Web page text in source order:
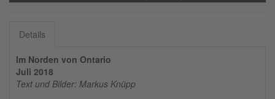
Details
Im Norden von Ontario
Juli 2018
Text und Bilder: Markus Knüpp